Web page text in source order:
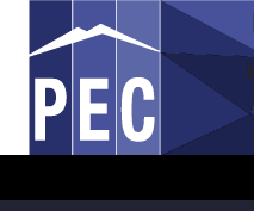
Перейти к основному